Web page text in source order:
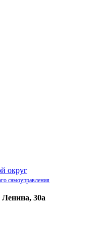
округ
самоуправления
Ленина, 30а